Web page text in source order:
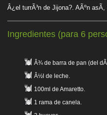
Â¿el turrÃ³n de Jijona?. AÃºn
Ingredientes (para 6
Â¾ de barra de pan (del
Â½l de leche.
100ml de Amaretto.
1 rama de canela.